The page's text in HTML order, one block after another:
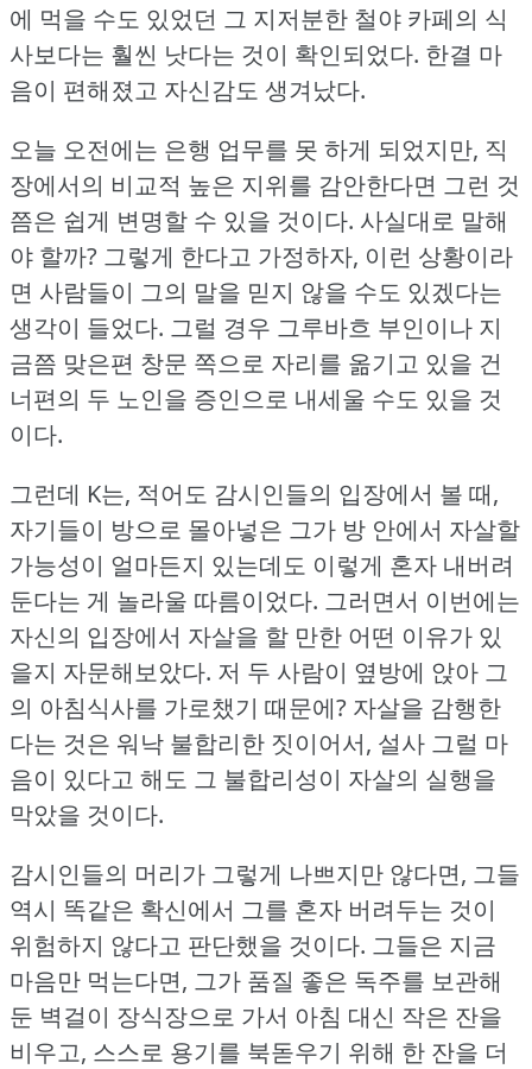
에 먹을 수도 있었던 그 지저분한 철야 카페의 식
사보다는 훨씬 낫다는 것이 확인되었다. 한결 마
음이 편해졌고 자신감도 생겨났다.
오늘 오전에는 은행 업무를 못 하게 되었지만, 직
장에서의 비교적 높은 지위를 감안한다면 그런 것
쯤은 쉽게 변명할 수 있을 것이다. 사실대로 말해
야 할까? 그렇게 한다고 가정하자, 이런 상황이라
면 사람들이 그의 말을 믿지 않을 수도 있겠다는
생각이 들었다. 그럴 경우 그루바흐 부인이나 지
금쯤 맞은편 창문 쪽으로 자리를 옮기고 있을 건
너편의 두 노인을 증인으로 내세울 수도 있을 것
이다.
그런데 K는, 적어도 감시인들의 입장에서 볼 때,
자기들이 방으로 몰아넣은 그가 방 안에서 자살할
가능성이 얼마든지 있는데도 이렇게 혼자 내버려
둔다는 게 놀라울 따름이었다. 그러면서 이번에는
자신의 입장에서 자살을 할 만한 어떤 이유가 있
을지 자문해보았다. 저 두 사람이 옆방에 앉아 그
의 아침식사를 가로챘기 때문에? 자살을 감행한
다는 것은 워낙 불합리한 짓이어서, 설사 그럴 마
음이 있다고 해도 그 불합리성이 자살의 실행을
막았을 것이다.
감시인들의 머리가 그렇게 나쁘지만 않다면, 그들
역시 똑같은 확신에서 그를 혼자 버려두는 것이
위험하지 않다고 판단했을 것이다. 그들은 지금
마음만 먹는다면, 그가 품질 좋은 독주를 보관해
둔 벽걸이 장식장으로 가서 아침 대신 작은 잔을
비우고, 스스로 용기를 북돋우기 위해 한 잔을 더